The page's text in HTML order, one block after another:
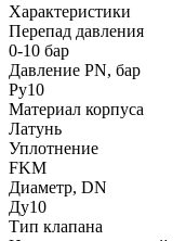
Характеристики
Перепад давления
0-10 бар
Давление PN, бар
Ру10
Материал корпуса
Латунь
Уплотнение
FKM
Диаметр, DN
Ду10
Тип клапана